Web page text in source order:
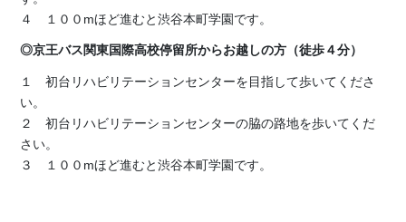
４ １００mほど進むと渋谷本町学園です。
◎京王バス関東国際高校停留所からお越しの方（徒歩４分）
１ 初台リハビリテーションセンターを目指して歩いてくださ
い。
２ 初台リハビリテーションセンターの脇の路地を歩いてくだ
さい。
３ １００mほど進むと渋谷本町学園です。